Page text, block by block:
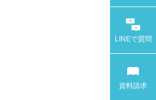
LINEで質問
資料請求